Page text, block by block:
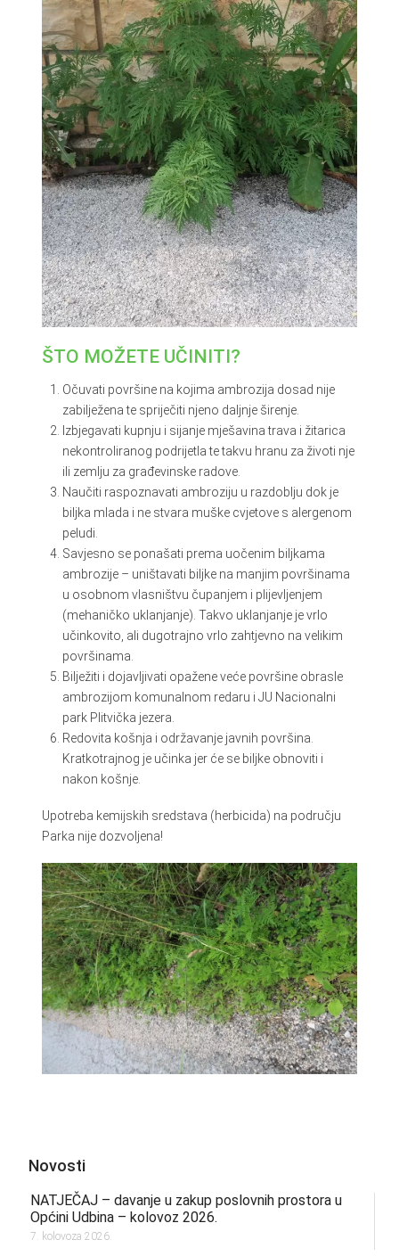
ŠTO MOŽETE UČINITI?
Očuvati površine na kojima ambrozija dosad nije
zabilježena te spriječiti njeno daljnje širenje.
Izbjegavati kupnju i sijanje mješavina trava i žitarica
nekontroliranog podrijetla te takvu hranu za životi nje
ili zemlju za građevinske radove.
Naučiti raspoznavati ambroziju u razdoblju dok je
biljka mlada i ne stvara muške cvjetove s alergenom
peludi.
Savjesno se ponašati prema uočenim biljkama
ambrozije – uništavati biljke na manjim površinama
u osobnom vlasništvu čupanjem i plijevljenjem
(mehaničko uklanjanje). Takvo uklanjanje je vrlo
učinkovito, ali dugotrajno vrlo zahtjevno na velikim
površinama.
Bilježiti i dojavljivati opažene veće površine obrasle
ambrozijom komunalnom redaru i JU Nacionalni
park Plitvička jezera.
Redovita košnja i održavanje javnih površina.
Kratkotrajnog je učinka jer će se biljke obnoviti i
nakon košnje.
Upotreba kemijskih sredstava (herbicida) na području
Parka nije dozvoljena!
Novosti
NATJEČAJ – davanje u zakup poslovnih prostora u
Općini Udbina – kolovoz 2026.
7. kolovoza 2026.